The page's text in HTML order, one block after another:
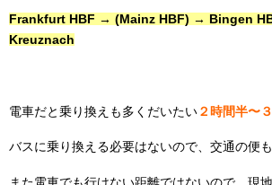
Frankfurt HBF → (Mainz HBF) → Bingen
Kreuznach
電車だと乗り換えも多くだいたい ２時間半〜
バスに乗り換える必要はないので、交通の便も
また電車でも行けない距離ではないので、現